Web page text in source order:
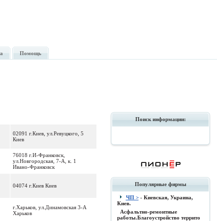
Помощь
02091 г.Киев, ул.Ревуцкого, 5
Киев
76018 г.И-Франковск,
ул.Новгородская, 7-А, к. 1
Ивано-Франковск
04074 г.Киев Киев
г.Харьков, ул.Динамовская 3-А
Харьков
Поиск информации:
Популярные фирмы
ЧП >- Киевская, Украина,
Киев.
Асфальтно-ремонтные
работы.Благоустройство террито